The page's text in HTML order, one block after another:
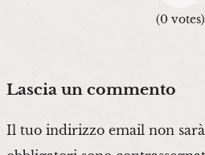
(0votes)
Lascia un commento
Il tuo indirizzo email non